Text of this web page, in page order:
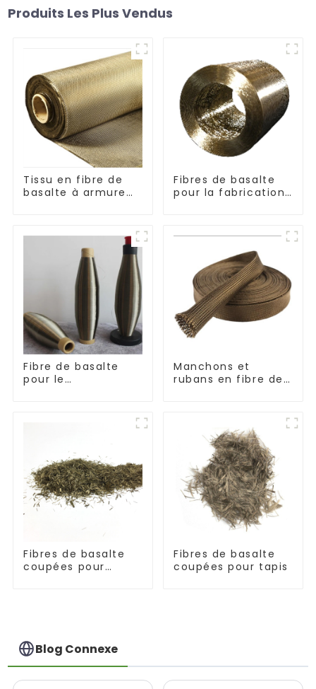
Produits Les Plus Vendus
Tissu en fibre de
basalte à armure
Fibres de basalte
pour la fabrication
Fibre de basalte
pour le
Manchons et
rubans en fibre de
Fibres de basalte
coupées pour
Fibres de basalte
coupées pour tapis
Blog Connexe